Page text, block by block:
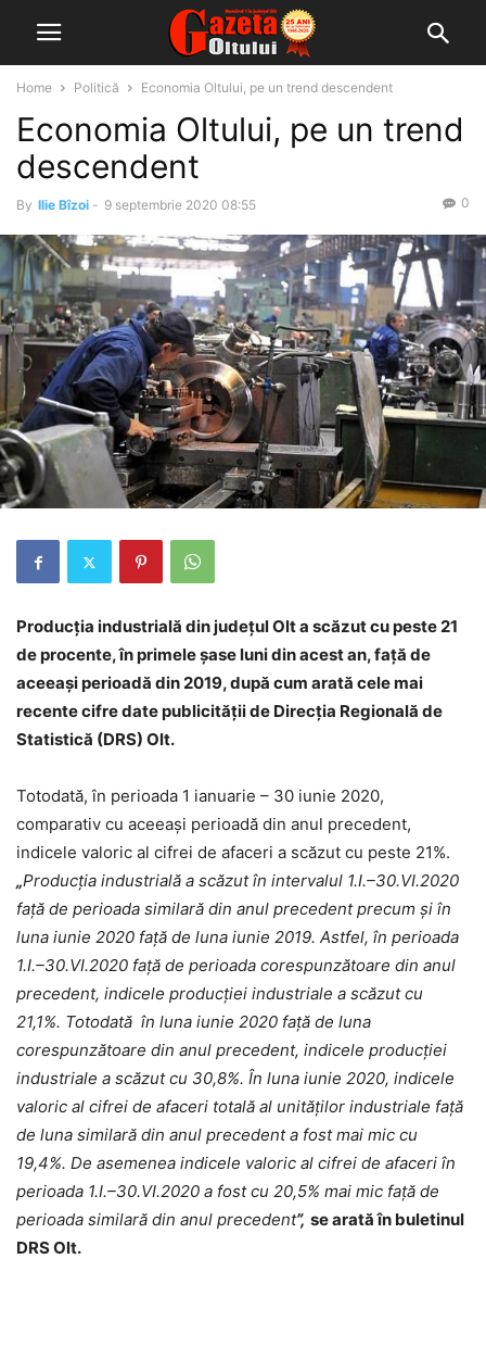
Home Politică Economia Oltului, pe un trend descendent
Economia Oltului, pe un trend
descendent
By Ilie Bîzoi - 9 septembrie 2020 08:55 0
Producţia industrială din județul Olt a scăzut cu peste 21
de procente, în primele șase luni din acest an, faţă de
aceeaşi perioadă din 2019, după cum arată cele mai
recente cifre date publicităţii de Direcţia Regională de
Statistică (DRS) Olt.
Totodată, în perioada 1 ianuarie – 30 iunie 2020,
comparativ cu aceeaşi perioadă din anul precedent,
indicele valoric al cifrei de afaceri a scăzut cu peste 21%.
„Producţia industrială a scăzut în intervalul 1.I.–30.VI.2020
faţă de perioada similară din anul precedent precum şi în
luna iunie 2020 faţă de luna iunie 2019. Astfel, în perioada
1.I.–30.VI.2020 faţă de perioada corespunzătoare din anul
precedent, indicele producţiei industriale a scăzut cu
21,1%. Totodată în luna iunie 2020 faţă de luna
corespunzătoare din anul precedent, indicele producţiei
industriale a scăzut cu 30,8%. În luna iunie 2020, indicele
valoric al cifrei de afaceri totală al unităţilor industriale faţă
de luna similară din anul precedent a fost mai mic cu
19,4%. De asemenea indicele valoric al cifrei de afaceri în
perioada 1.I.–30.VI.2020 a fost cu 20,5% mai mic faţă de
perioada similară din anul precedent”, se arată în buletinul
DRS Olt.